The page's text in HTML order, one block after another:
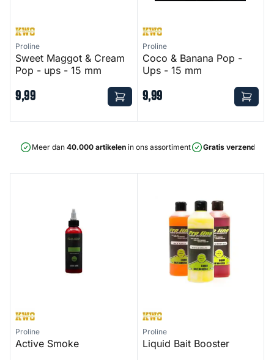
Proline
Sweet Maggot & Cream
Pop - ups - 15 mm
9,99
Proline
Coco & Banana Pop -
Ups - 15 mm
9,99
Meer dan 40.000 artikelen in ons assortiment Gratis verzending
Proline
Active Smoke
Proline
Liquid Bait Booster